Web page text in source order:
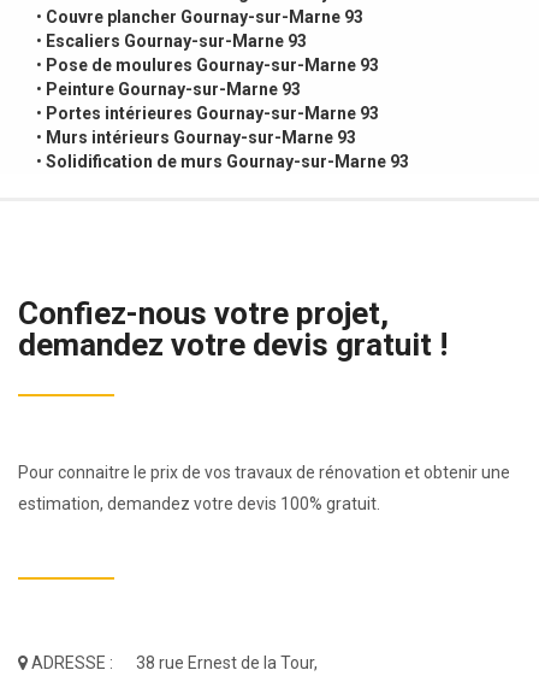
• Couvre plancher Gournay-sur-Marne 93
• Escaliers Gournay-sur-Marne 93
• Pose de moulures Gournay-sur-Marne 93
• Peinture Gournay-sur-Marne 93
• Portes intérieures Gournay-sur-Marne 93
• Murs intérieurs Gournay-sur-Marne 93
• Solidification de murs Gournay-sur-Marne 93
Confiez-nous votre projet,
demandez votre devis gratuit !
Pour connaitre le prix de vos travaux de rénovation et obtenir une
estimation, demandez votre devis 100% gratuit.
ADRESSE :
38 rue Ernest de la Tour,